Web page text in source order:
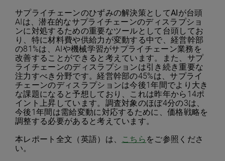
サプライチェーンのひずみの解決策としてAIが台頭
AIは、潜在的なサプライチェーンのディスラプショ
ンに対処するための重要なツールとして台頭してお
り、特に材料費や供給力が変動する中で、経営幹部
の81%は、AIや機械学習がサプライチェーン業務を
改善することができると考えています。また、サプ
ライチェーンのディスラプションは引き続き重要な
注力すべき分野です。経営幹部の45%は、サプライ
チェーンのディスラプションは今後1年間でより大き
な課題になると予想しており、これは昨年から14ポ
イント上昇しています。調査対象のほぼ4分の3は、
今後1年間は需給変動に対応するために、価格戦略を
調整する必要があると考えています。
本レポート全文（英語）は、 こちら をご参照くださ
い。